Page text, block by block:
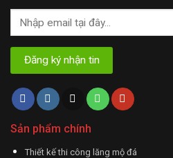
Sản phẩm chính
Thiết kế thi công lăng mộ đá